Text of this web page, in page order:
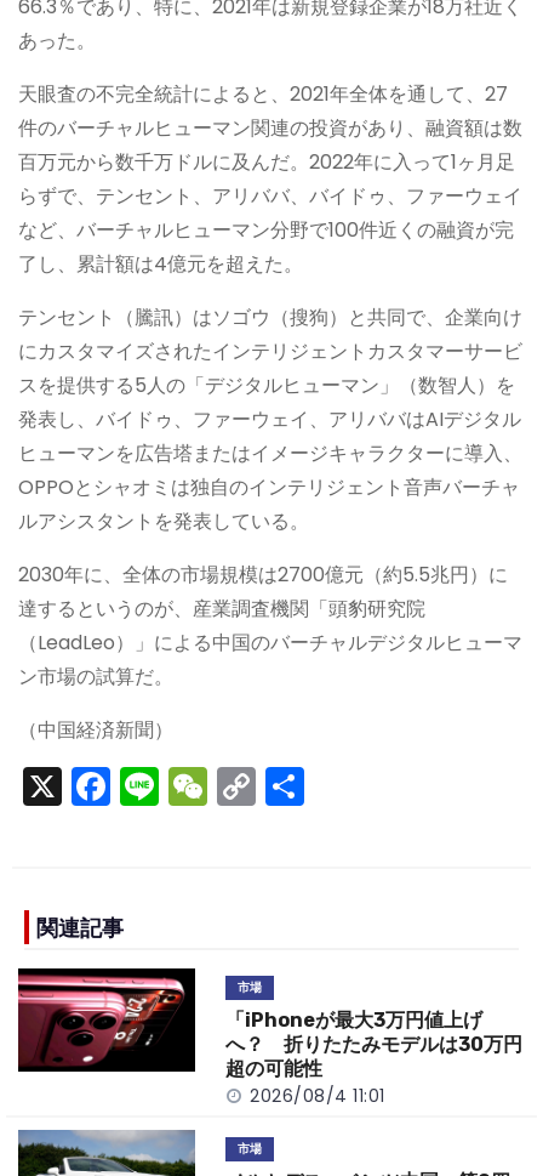
66.3％であり、特に、2021年は新規登録企業が18万社近く
あった。
天眼査の不完全統計によると、2021年全体を通して、27
件のバーチャルヒューマン関連の投資があり、融資額は数
百万元から数千万ドルに及んだ。2022年に入って1ヶ月足
らずで、テンセント、アリババ、バイドゥ、ファーウェイ
など、バーチャルヒューマン分野で100件近くの融資が完
了し、累計額は4億元を超えた。
テンセント（騰訊）はソゴウ（搜狗）と共同で、企業向け
にカスタマイズされたインテリジェントカスタマーサービ
スを提供する5人の「デジタルヒューマン」（数智人）を
発表し、バイドゥ、ファーウェイ、アリババはAIデジタル
ヒューマンを広告塔またはイメージキャラクターに導入、
OPPOとシャオミは独自のインテリジェント音声バーチャ
ルアシスタントを発表している。
2030年に、全体の市場規模は2700億元（約5.5兆円）に
達するというのが、産業調査機関「頭豹研究院
（LeadLeo）」による中国のバーチャルデジタルヒューマ
ン市場の試算だ。
（中国経済新聞）
X F
a
e
b
o
o
k
Li
n
W
e
C
o
n
k
関連記事
市場
「iPhoneが最大3万円値上げ
へ？ 折りたたみモデルは30万円
超の可能性
2026/08/4 11:01
市場